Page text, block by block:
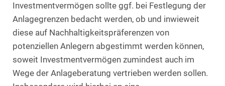
Investmentvermögen sollte ggf. bei Festlegung der
Anlagegrenzen bedacht werden, ob und inwieweit
diese auf Nachhaltigkeitspräferenzen von
potenziellen Anlegern abgestimmt werden können,
soweit Investmentvermögen zumindest auch im
Wege der Anlageberatung vertrieben werden sollen.